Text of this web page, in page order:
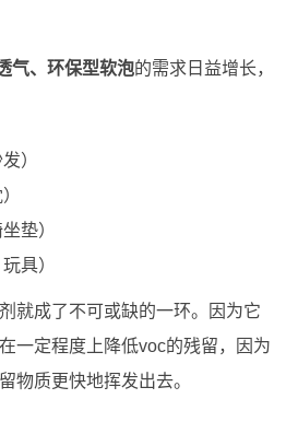
气、环保型软泡的需求日益增长，
）
垫）
具）
就成了不可或缺的一环。因为它
一定程度上降低voc的残留，因为
物质更快地挥发出去。